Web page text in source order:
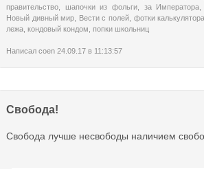
правительство
шапочки из фольги, за Императора
Новый дивный мир
Вести с полей, фотки калькулятора
лежа кондовый кондом попки школьниц
Написал coen 24.09.17 в 11:13:57
Свобода!
Свобода лучше несвободы наличием